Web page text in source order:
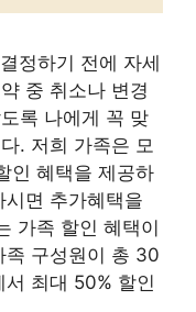
정하기 전에 자세
중 취소나 변경
록 나에게 꼭 맞
. 저희 가족은 모
인 혜택을 제공하
면 추가혜택을
가족 할인 혜택이
족 구성원이 총 30
최대 50% 할인